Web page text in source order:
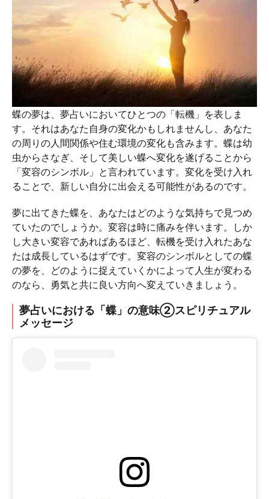
蝶の夢は、夢占いにおいてひとつの「転機」を表しま
す。それはあなた自身の変化かもしれませんし、あなた
の周りの人間関係や住む環境の変化も含みます。蝶は幼
虫からさなぎ、そして美しい蝶へ変化を遂げることから
「変容のシンボル」と言われています。変化を受け入れ
ることで、新しい自分に出会える可能性があるのです。
夢に出てきた蝶を、あなたはどのような気持ちで見つめ
ていたのでしょうか。変容は時に痛みを伴います。しか
し大きい変容であればあるほど、転機を受け入れたあな
たは成長しているはずです。変容のシンボルとしての蝶
の夢を、どのように捉えていくかによって人生が変わる
のなら、勇気と共に良い方向へ変えていきましょう。
夢占いにおける「蝶」の意味②スピリチュアル
メッセージ